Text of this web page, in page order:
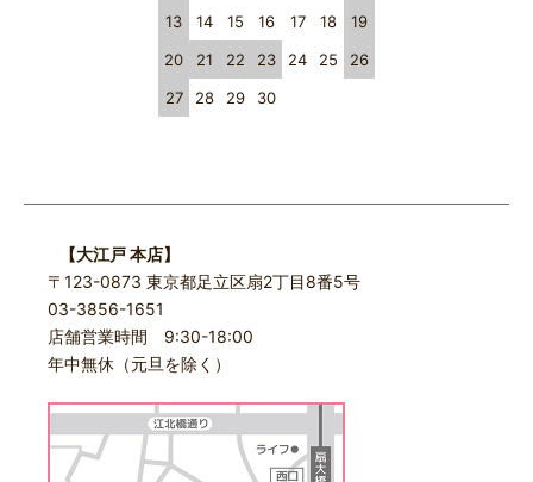
13
14 15 16 17 18
19
20
21 22 23 24 25
26
27
28 29 30
【大江戸 本店】
〒123-0873 東京都足立区扇2丁目8番5号
03-3856-1651
店舗営業時間 9:30-18:00
年中無休（元旦を除く）